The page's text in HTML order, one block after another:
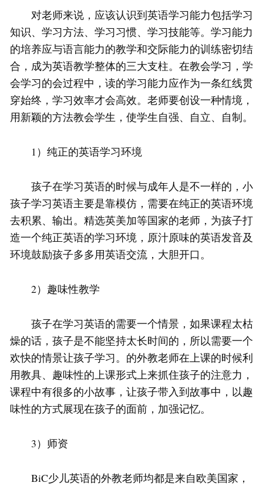
对老师来说，应该认识到英语学习能力包括学习
知识、学习方法、学习习惯、学习技能等。学习能力
的培养应与语言能力的教学和交际能力的训练密切结
合，成为英语教学整体的三大支柱。在教会学习，学
会学习的会过程中，读的学习能力应作为一条红线贯
穿始终，学习效率才会高效。老师要创设一种情境，
用新颖的方法教会学生，使学生自强、自立、自制。
1）纯正的英语学习环境
孩子在学习英语的时候与成年人是不一样的，小
孩子学习英语主要是靠模仿，需要在纯正的英语环境
去积累、输出。精选英美加等国家的老师，为孩子打
造一个纯正英语的学习环境，原汁原味的英语发音及
环境鼓励孩子多多用英语交流，大胆开口。
2）趣味性教学
孩子在学习英语的需要一个情景，如果课程太枯
燥的话，孩子是不能坚持太长时间的，所以需要一个
欢快的情景让孩子学习。的外教老师在上课的时候利
用教具、趣味性的上课形式上来抓住孩子的注意力，
课程中有很多的小故事，让孩子带入到故事中，以趣
味性的方式展现在孩子的面前，加强记忆。
3）师资
BiC少儿英语的外教老师均都是来自欧美国家，